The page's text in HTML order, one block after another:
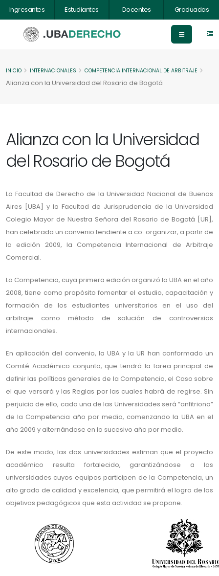
Ingresantes Estudiantes Docentes Graduadas
INICIO INTERNACIONALES COMPETENCIA INTERNACIONAL DE ARBITRAJE
Alianza con la Universidad del Rosario de Bogotá
Alianza con la Universidad
del Rosario de Bogotá
La Facultad de Derecho de la Universidad Nacional de Buenos
Aires [UBA] y la Facultad de Jurisprudencia de la Universidad
Colegio Mayor de Nuestra Señora del Rosario de Bogotá [UR],
han celebrado un convenio tendiente a co-organizar, a partir de
la edición 2009, la Competencia Internacional de Arbitraje
Comercial.
La Competencia, cuya primera edición organizó la UBA en el año
2008, tiene como propósito fomentar el estudio, capacitación y
formación de los estudiantes universitarios en el uso del
arbitraje como método de solución de controversias
internacionales.
En aplicación del convenio, la UBA y la UR han conformado un
Comité Académico conjunto, que tendrá la tarea principal de
definir las políticas generales de la Competencia, el Caso sobre
el que versará y las Reglas por las cuales habrá de regirse. Sin
perjuicio de ello, cada una de las Universidades será “anfitriona”
de la Competencia año por medio, comenzando la UBA en el
año 2009 y alternándose en lo sucesivo año por medio.
De este modo, las dos universidades estiman que el proyecto
académico resulta fortalecido, garantizándose a las
universidades cuyos equipos participen de la Competencia, un
alto grado de calidad y excelencia, que permitirá el logro de los
objetivos pedagógicos que esta actividad se propone.